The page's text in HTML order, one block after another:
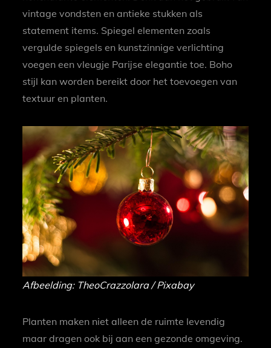
vintage vondsten en antieke stukken als
statement items. Spiegel elementen zoals
vergulde spiegels en kunstzinnige verlichting
voegen een vleugje Parijse elegantie toe. Boho
stijl kan worden bereikt door het toevoegen van
textuur en planten.
Afbeelding: TheoCrazzolara / Pixabay
Planten maken niet alleen de ruimte levendig
maar dragen ook bij aan een gezonde omgeving.